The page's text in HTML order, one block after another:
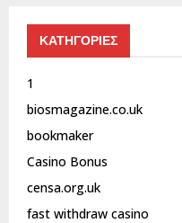
ΚΑΤΗΓΟΡΙΕΣ
1
biosmagazine.co.uk
bookmaker
Casino Bonus
censa.org.uk
fast withdraw casino